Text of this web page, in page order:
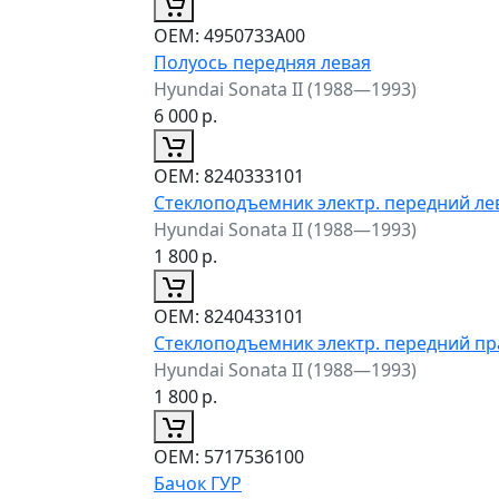
ОЕМ: 4950733A00
Полуось передняя левая
Hyundai Sonata II (1988—1993)
6 000р.
ОЕМ: 8240333101
Стеклоподъемник электр. передний
Hyundai Sonata II (1988—1993)
1 800р.
ОЕМ: 8240433101
Стеклоподъемник электр. передний
Hyundai Sonata II (1988—1993)
1 800р.
ОЕМ: 5717536100
Бачок ГУР